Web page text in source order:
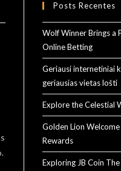
Posts Recentes
Wolf Winner Brings a
Online Betting
Geriausi internetiniai
geriausias vietas lošti
Explore the Celestial
Golden Lion
Rewards
Exploring JB Coin